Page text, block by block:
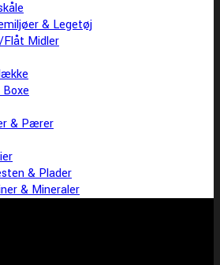
& Legetøj
Flåt Midler
& Pærer
& Plader
& Mineraler